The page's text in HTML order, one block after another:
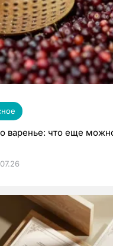
варенье: что еще